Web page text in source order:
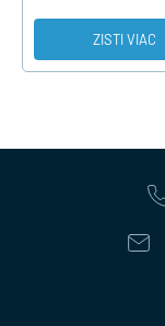
ZISTI VIAC